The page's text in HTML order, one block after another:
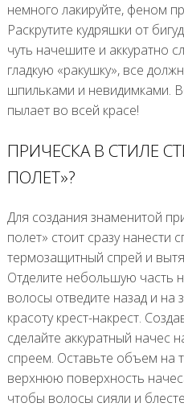
немного лакируйте, феном
Раскрутите кудряшки от
чуть начешите и аккуратно
гладкую «ракушку», все
шпильками и невидимками.
пылает во всей красе!
ПРИЧЕСКА В СТИЛЕ
ПОЛЕТ»?
Для создания знаменитой
полет» стоит сразу нанести
термозащитный спрей и
Отделите небольшую часть
волосы отведите назад и на
красоту крест-накрест.
сделайте аккуратный начес
спреем. Оставьте объем на
верхнюю поверхность
чтобы волосы сияли и